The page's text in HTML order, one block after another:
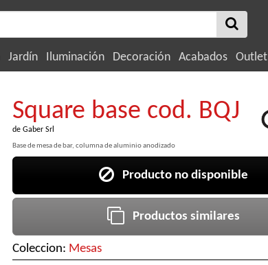
Jardín Iluminación Decoración Acabados Outlet
Square base cod. BQJ
de Gaber Srl
Base de mesa de bar, columna de aluminio anodizado
Producto no disponible
Productos similares
Coleccion: Mesas